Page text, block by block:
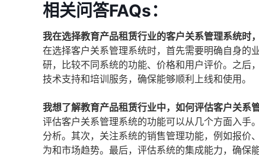
相关问答FAQs：
我在选择教育产品租赁行业的客户关系管理系统时
在选择客户关系管理系统时，首先需要明确自身的
研，比较不同系统的功能、价格和用户评价。之后
技术支持和培训服务，确保能够顺利上线和使用。
我想了解教育产品租赁行业中，如何评估客户关系
评估客户关系管理系统的功能可以从几个方面入手
分析。其次，关注系统的销售管理功能，例如报价
为和市场趋势。最后，评估系统的集成能力，确保